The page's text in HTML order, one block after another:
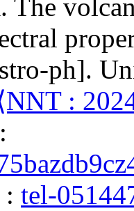
. The
ph].
:
tel-